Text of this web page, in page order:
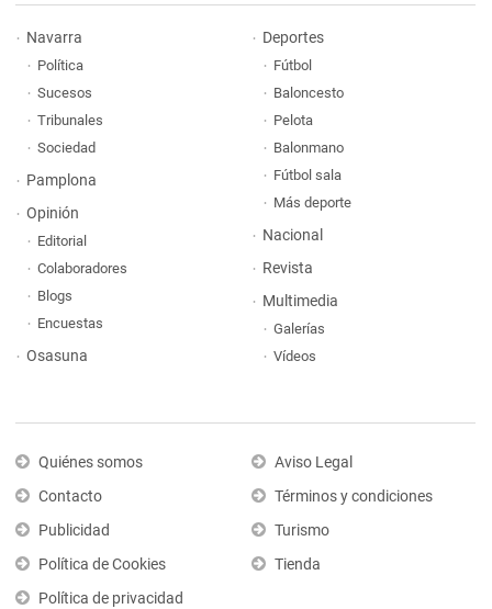
Navarra
Política
Sucesos
Tribunales
Sociedad
Pamplona
Opinión
Editorial
Colaboradores
Blogs
Encuestas
Osasuna
Deportes
Fútbol
Baloncesto
Pelota
Balonmano
Fútbol sala
Más deporte
Nacional
Revista
Multimedia
Galerías
Vídeos
Quiénes somos
Contacto
Publicidad
Política de Cookies
Política de privacidad
Aviso Legal
Términos y condiciones
Turismo
Tienda